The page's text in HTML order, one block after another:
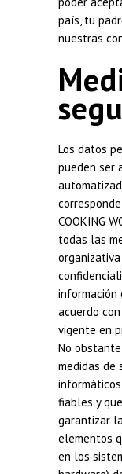
país, tu
nuestras
Los datos
pueden ser
COOKING
todas las
información
acuerdo
vigente en
No
medidas de
fiables y
garantizar
elementos
en los